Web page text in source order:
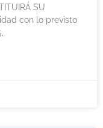
SU
con lo previsto